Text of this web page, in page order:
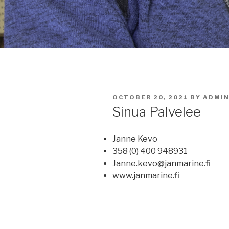
POSTED
OCTOBER 20, 2021 BY ADMIN
Sinua Palvelee
Janne Kevo
358 (0) 400 948931
Janne.kevo@janmarine.fi
www.janmarine.fi